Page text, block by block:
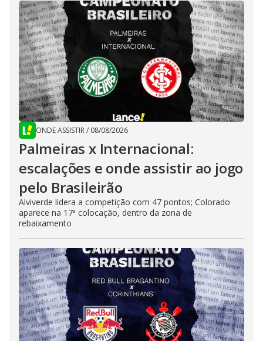
ONDE ASSISTIR/ 08/08/2026
Palmeiras x Internacional:
escalações e onde assistir ao jogo
pelo Brasileirão
Alviverde lidera a competição com 47 pontos; Colorado
aparece na 17ª colocação, dentro da zona de
rebaixamento